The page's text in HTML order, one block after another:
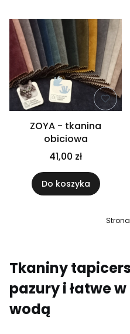
ZOYA - tkanina
obiciowa
41,00 zł
Do koszyka
Strona
Tkaniny
pazury i łatwe
wodą